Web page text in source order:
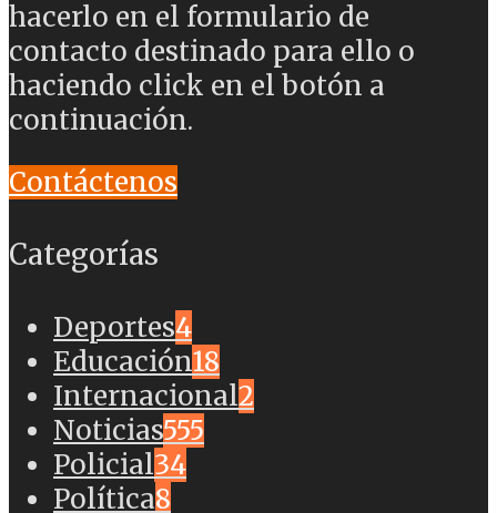
hacerlo en el formulario de
contacto destinado para ello o
haciendo click en el botón a
continuación.
Contáctenos
Categorías
Deportes4
Educación18
Internacional2
Noticias555
Policial34
Política8